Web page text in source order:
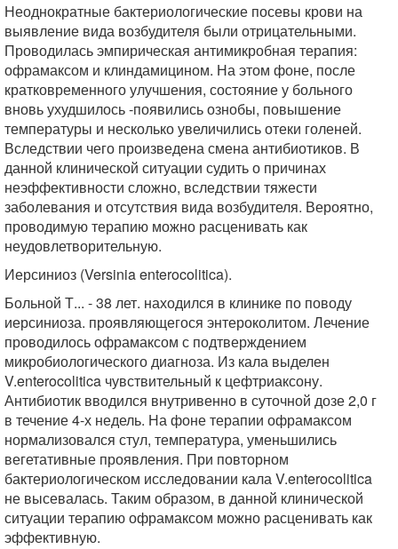
Неоднократные бактериологические посевы крови на
выявление вида возбудителя были отрицательными.
Проводилась эмпирическая антимикробная терапия:
офрамаксом и клиндамицином. На этом фоне, после
кратковременного улучшения, состояние у больного
вновь ухудшилось -появились ознобы, повышение
температуры и несколько увеличились отеки голеней.
Вследствии чего произведена смена антибиотиков. В
данной клинической ситуации судить о причинах
неэффективности сложно, вследствии тяжести
заболевания и отсутствия вида возбудителя. Вероятно,
проводимую терапию можно расценивать как
неудовлетворительную.
Иерсиниоз (Versinia enterocolitica).
Больной Т... - 38 лет. находился в клинике по поводу
иерсиниоза. проявляющегося энтероколитом. Лечение
проводилось офрамаксом с подтверждением
микробиологического диагноза. Из кала выделен
V.enterocolitica чувствительный к цефтриаксону.
Антибиотик вводился внутривенно в суточной дозе 2,0 г
в течение 4-х недель. На фоне терапии офрамаксом
нормализовался стул, температура, уменьшились
вегетативные проявления. При повторном
бактериологическом исследовании кала V.enterocolitica
не высевалась. Таким образом, в данной клинической
ситуации терапию офрамаксом можно расценивать как
эффективную.